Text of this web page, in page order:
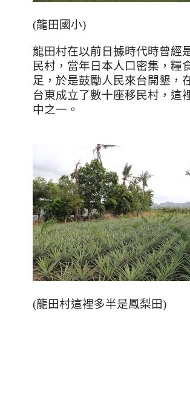
(龍田國小)
龍田村在以前日據時代時曾經
民村，當年日本人口密集，糧
足，於是鼓勵人民來台開墾，
台東成立了數十座移民村，這
中之一。
(龍田村這裡多半是鳳梨田)